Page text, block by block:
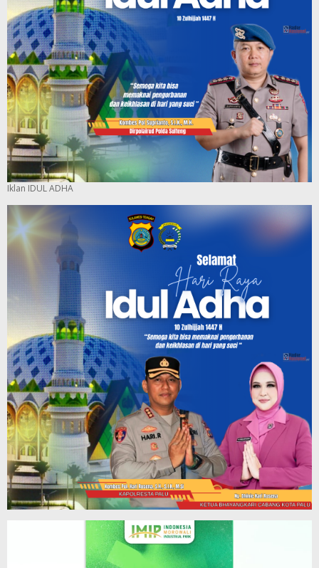
Iklan IDUL ADHA